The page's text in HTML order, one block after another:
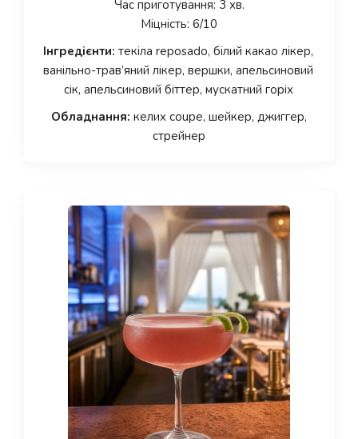
Час приготування: 3 хв.
Міцність: 6/10
Інгредієнти: текіла reposado, білий какао лікер,
ванільно-трав’яний лікер, вершки, апельсиновий
сік, апельсиновий біттер, мускатний горіх
Обладнання: келих coupe, шейкер, джиггер,
стрейнер